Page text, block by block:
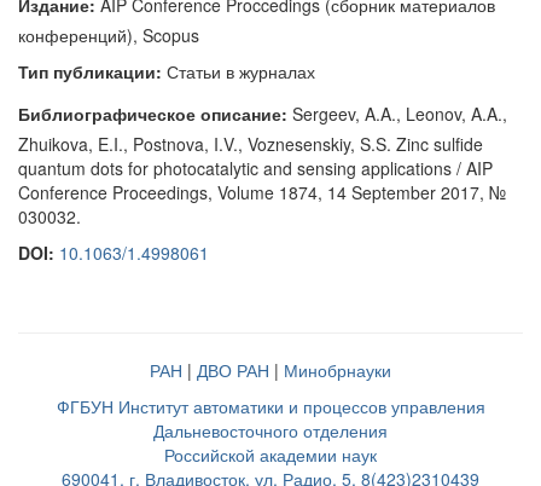
Издание: AIP Conference Proccedings (сборник материалов
конференций), Scopus
Тип публикации: Статьи в журналах
Библиографическое описание: Sergeev, A.A., Leonov, A.A.,
Zhuikova, E.I., Postnova, I.V., Voznesenskiy, S.S. Zinc sulfide
quantum dots for photocatalytic and sensing applications / AIP
Conference Proceedings, Volume 1874, 14 September 2017, №
030032.
DOI: 10.1063/1.4998061
РАН | ДВО РАН | Минобрнауки
ФГБУН Институт автоматики и процессов управления
Дальневосточного отделения
Российской академии наук
690041, г. Владивосток, ул. Радио, 5, 8(423)2310439